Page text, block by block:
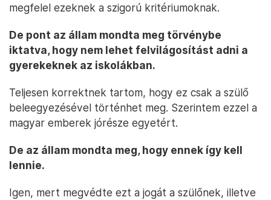
megfelel ezeknek a szigorú kritériumoknak.
De pont az állam mondta meg törvénybe
iktatva, hogy nem lehet felvilágosítást adni a
gyerekeknek az iskolákban.
Teljesen korrektnek tartom, hogy ez csak a szülő
beleegyezésével történhet meg. Szerintem ezzel a
magyar emberek jórésze egyetért.
De az állam mondta meg, hogy ennek így kell
lennie.
Igen, mert megvédte ezt a jogát a szülőnek, illetve